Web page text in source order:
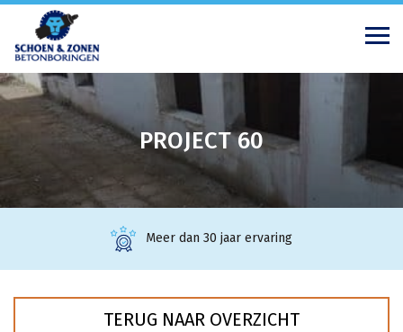
PROJECT 60
Meer dan 30 jaar ervaring
TERUG NAAR OVERZICHT